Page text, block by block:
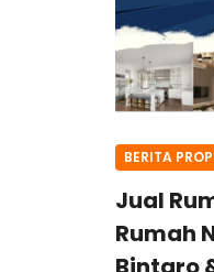
BERITA
Jual
Rumah